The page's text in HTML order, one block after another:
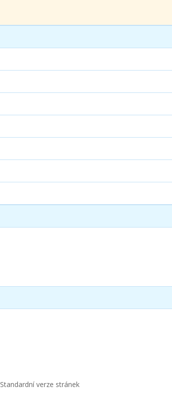
Standardní verze stránek